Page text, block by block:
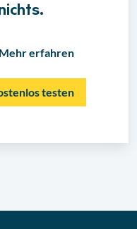
Mehr erfahren
testen